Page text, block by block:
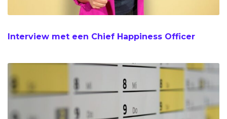
Interview met een Chief Happiness Officer